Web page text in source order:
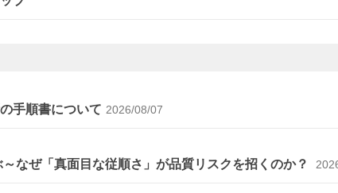
手順書について 2026/08/07
なぜ「真面目な従順さ」が品質リスクを招くのか？